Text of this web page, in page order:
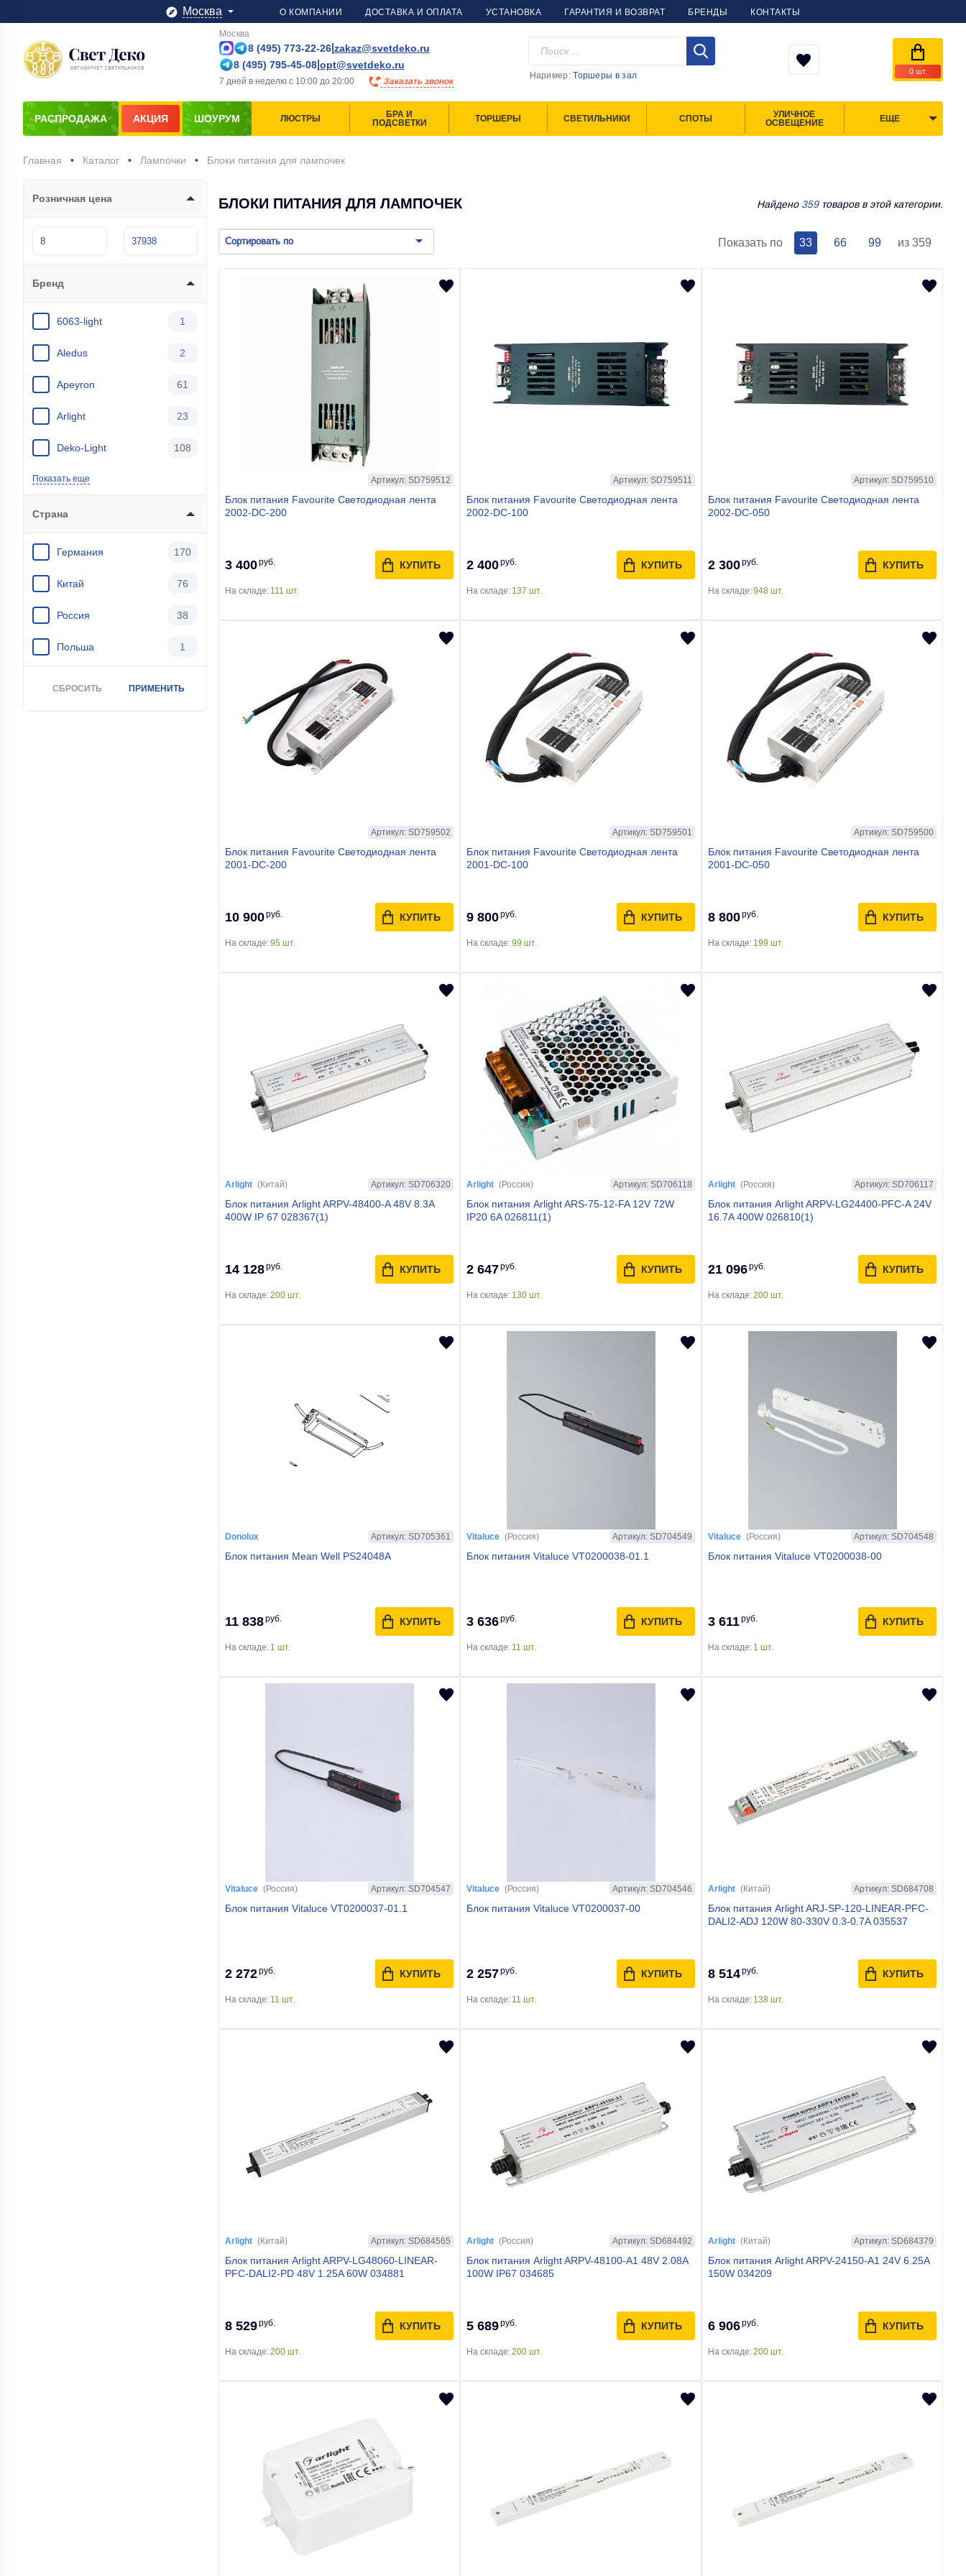
Москва О КОМПАНИИ ДОСТАВКА И ОПЛАТА УСТАНОВКА ГАРАНТИЯ И ВОЗВРАТ БРЕНДЫ КОНТАКТЫ
Москва
8 (495) 773-22-26| zakaz@svetdeko.ru
8 (495) 795-45-08| opt@svetdeko.ru
7 дней в неделю с 10:00 до 20:00 Заказать звонок
Наример:Торшеры в зал 0шт.
РАСПРОДАЖА АКЦИЯ ШОУРУМ ЛЮСТРЫ
БРА И
ПОДСВЕТКИ
ТОРШЕРЫ СВЕТИЛЬНИКИ СПОТЫ
УЛИЧНОЕ
ОСВЕЩЕНИЕ
ЕЩЕ
Главная Каталог Лампочки Блоки питания для лампочек
Розничная цена
Бренд
6063-light 1
Aledus 2
Apeyron 61
Arlight 23
Deko-Light 108
Показать еще
Страна
Германия 170
Китай 76
Россия 38
Польша 1
СБРОСИТЬ ПРИМЕНИТЬ
БЛОКИ ПИТАНИЯ ДЛЯ ЛАМПОЧЕК Найдено 359товаров в этой категории.
Сортировать по Показать по 33 66 99 из 359
Артикул: SD759512
Блок питания Favourite Светодиодная лента
2002-DC-200
3 400руб. КУПИТЬ
На складе: 111 шт.
Артикул: SD759511
Блок питания Favourite Светодиодная лента
2002-DC-100
2 400руб. КУПИТЬ
На складе: 137 шт.
Артикул: SD759510
Блок питания Favourite Светодиодная лента
2002-DC-050
2 300руб. КУПИТЬ
На складе:948 шт.
Артикул: SD759502
Блок питания Favourite Светодиодная лента
2001-DC-200
10 900руб. КУПИТЬ
На складе:95 шт.
Артикул: SD759501
Блок питания Favourite Светодиодная лента
2001-DC-100
9 800руб. КУПИТЬ
На складе:99 шт.
Артикул: SD759500
Блок питания Favourite Светодиодная лента
2001-DC-050
8 800руб. КУПИТЬ
На складе: 199 шт.
Arlight (Китай) Артикул: SD706320
Блок питания Arlight ARPV-48400-A 48V 8.3A
400W IP 67 028367(1)
14 128руб. КУПИТЬ
На складе:200 шт.
Arlight (Россия) Артикул: SD706118
Блок питания Arlight ARS-75-12-FA 12V 72W
IP20 6A 026811(1)
2 647руб. КУПИТЬ
На складе: 130 шт.
Arlight (Россия) Артикул: SD706117
Блок питания Arlight ARPV-LG24400-PFC-A 24V
16.7A 400W 026810(1)
21 096руб. КУПИТЬ
На складе:200 шт.
Donolux Артикул: SD705361
Блок питания Mean Well PS24048A
11 838руб. КУПИТЬ
На складе: 1 шт.
Vitaluce (Россия) Артикул: SD704549
Блок питания Vitaluce VT0200038-01.1
3 636руб. КУПИТЬ
На складе: 11 шт.
Vitaluce (Россия) Артикул: SD704548
Блок питания Vitaluce VT0200038-00
3 611руб. КУПИТЬ
На складе: 1 шт.
Vitaluce (Россия) Артикул: SD704547
Блок питания Vitaluce VT0200037-01.1
2 272руб. КУПИТЬ
На складе: 11 шт.
Vitaluce (Россия) Артикул: SD704546
Блок питания Vitaluce VT0200037-00
2 257руб. КУПИТЬ
На складе: 11 шт.
Arlight (Китай) Артикул: SD684708
Блок питания Arlight ARJ-SP-120-LINEAR-PFC-
DALI2-ADJ 120W 80-330V 0.3-0.7A 035537
8 514руб. КУПИТЬ
На складе: 138 шт.
Arlight (Китай) Артикул: SD684565
Блок питания Arlight ARPV-LG48060-LINEAR-
PFC-DALI2-PD 48V 1.25A 60W 034881
8 529руб. КУПИТЬ
На складе:200 шт.
Arlight (Россия) Артикул: SD684492
Блок питания Arlight ARPV-48100-A1 48V 2.08A
100W IP67 034685
5 689руб. КУПИТЬ
На складе:200 шт.
Arlight (Китай) Артикул: SD684379
Блок питания Arlight ARPV-24150-A1 24V 6.25A
150W 034209
6 906руб. КУПИТЬ
На складе:200 шт.